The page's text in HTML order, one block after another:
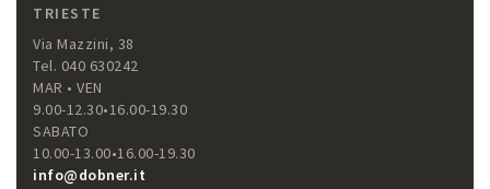
TRIESTE
Via Mazzini, 38
Tel. 040 630242
MAR • VEN
9.00-12.30•16.00-19.30
SABATO
10.00-13.00•16.00-19.30
info@dobner.it